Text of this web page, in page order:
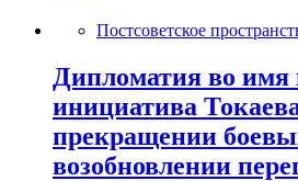
Постсоветское
Дипломатия во имя
инициатива
прекращении
возобновлении